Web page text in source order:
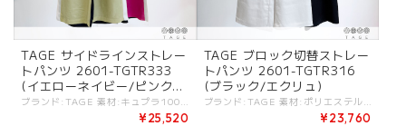
TAGE サイドラインストレー
トパンツ 2601-TGTR333
(イエローネイビー/ピンクブ
ラック)
¥25,520
TAGE ブロック切替ストレー
トパンツ 2601-TGTR316
(ブラック/エクリュ)
¥23,760